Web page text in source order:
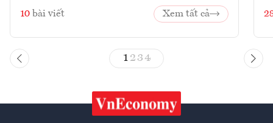
10 bài viết Xem tất cả
1 23 4